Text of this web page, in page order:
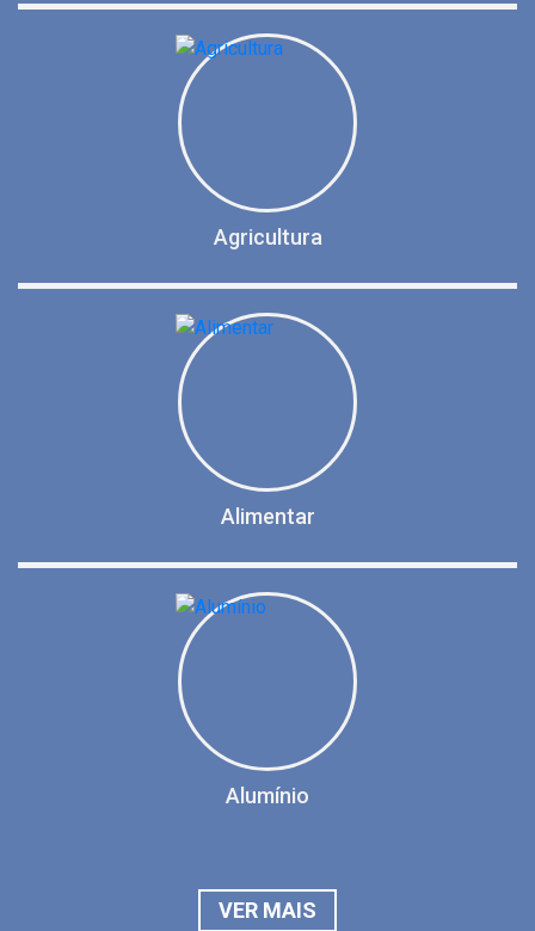
Agricultura
Alimentar
Alumínio
VER MAIS